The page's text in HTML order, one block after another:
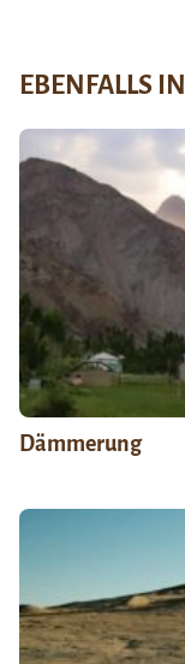
EBENFALLS
Dämmerung